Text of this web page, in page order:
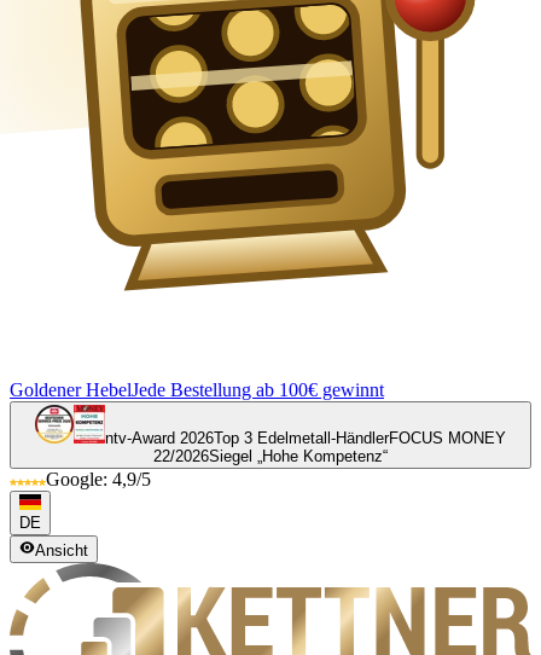
Goldener HebelJede Bestellung ab 100€ gewinnt
ntv-Award 2026Top 3 Edelmetall-HändlerFOCUS MONEY
22/2026Siegel „Hohe Kompetenz“
Google: 4,9/5
DE
Ansicht